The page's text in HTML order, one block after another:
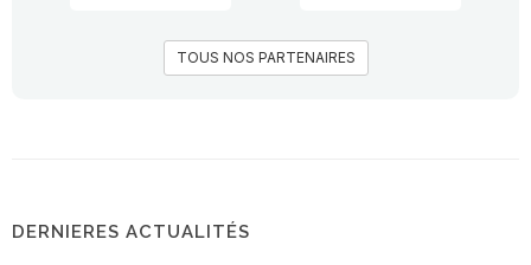
TOUS NOS PARTENAIRES
DERNIERES ACTUALITÉS